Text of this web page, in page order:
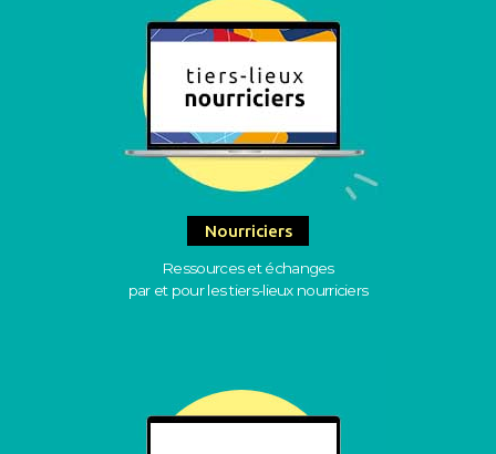
Nourriciers
Ressources et échanges
par et pour les tiers-lieux nourriciers